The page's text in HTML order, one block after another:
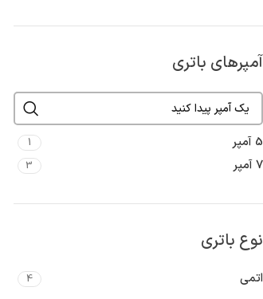
آمپرهای باتری
5 آمپر 1
7 آمپر 3
نوع باتری
اتمی 4